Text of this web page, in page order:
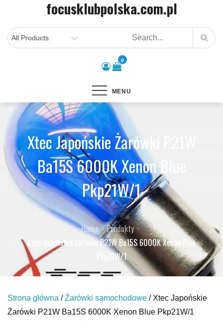
content
focusklubpolska.com.pl
0
MENU
Xtec Japońskie Żarówki P21W
Ba15S 6000K Xenon Blue
Pkp21W/1
Home
Produkty
Xtec Japońskie Żarówki P21W Ba15S 6000K Xenon Blue
Pkp21W/1
Strona główna /Żarówki samochodowe / Xtec Japońskie
Żarówki P21W Ba15S 6000K Xenon Blue Pkp21W/1